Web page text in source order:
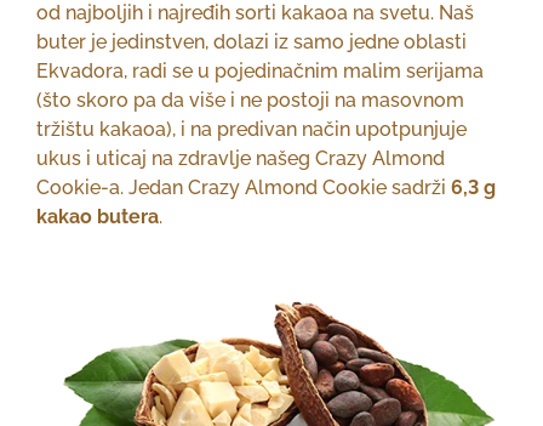
od najboljih i najređih sorti kakaoa na svetu. Naš
buter je jedinstven, dolazi iz samo jedne oblasti
Ekvadora, radi se u pojedinačnim malim serijama
(što skoro pa da više i ne postoji na masovnom
tržištu kakaoa), i na predivan način upotpunjuje
ukus i uticaj na zdravlje našeg Crazy Almond
Cookie-a. Jedan Crazy Almond Cookie sadrži 6,3 g
kakao butera.